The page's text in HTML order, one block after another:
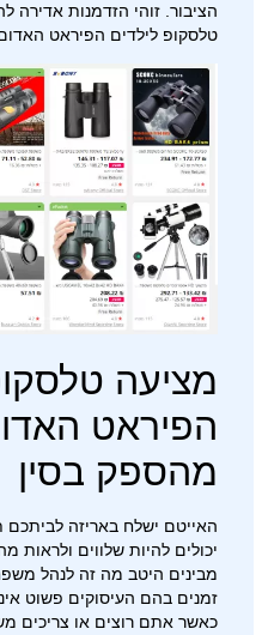
הציבור. זוהי הזדמנות אדירה
טלסקופ לילדים הפיראט
מציעה
הפיראט
מהספק בסין
האייטם ישלח באריזה לביתכם
יכולים להיות שלווים ולראות
מבינים היטב מה זה לנהל
זמנים בהם העיסוקים פשוט
כאשר אתם רוצים או צריכים